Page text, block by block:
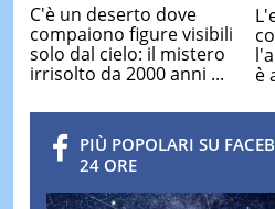
C'è un deserto dove
compaiono figure visibili
solo dal cielo: il mistero
irrisolto da 2000 anni ...
è
PIÙ POPOLARI SU
24 ORE